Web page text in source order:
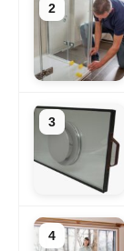
2
3
4